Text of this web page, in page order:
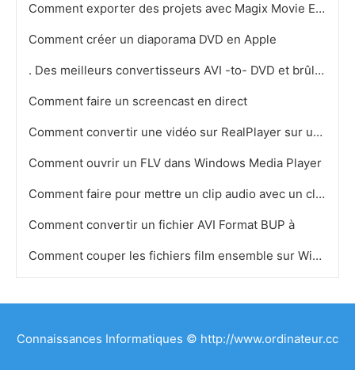
Comment exporter des projets avec Magix Movie Editor
Comment créer un diaporama DVD en Apple
. Des meilleurs convertisseurs AVI -to- DVD et brûleurs
Comment faire un screencast en direct
Comment convertir une vidéo sur RealPlayer sur un DVD
Comment ouvrir un FLV dans Windows Media Player
Comment faire pour mettre un clip audio avec un clip vidéo
Comment convertir un fichier AVI Format BUP à
Comment couper les fichiers film ensemble sur Windows Movie Maker
Connaissances Informatiques © http://www.ordinateur.cc